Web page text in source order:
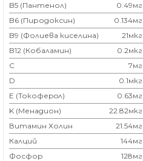
B5 (Пантенол)
0.49мг
B6 (Пиродоксин)
0.134мг
B9 (Фолиева киселина)
21мкг
B12 (Кобаламин)
0.2мкг
C
7мг
D
0.1мкг
E (Токоферoл)
0.63мг
K (Менадион)
22.82мкг
Витамин Холин
21.54мг
Калций
144мг
Фосфор
128мг